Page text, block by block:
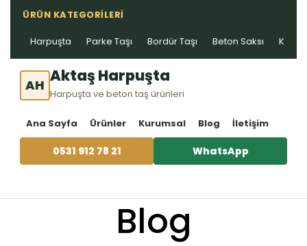
ÜRÜN KATEGORILERI
Harpuşta Parke Taşı Bordür Taşı Beton Saksı Kablo
AH Aktaş Harpuşta
Harpuşta ve beton taş ürünleri
Ana Sayfa Ürünler Kurumsal Blog İletişim
0531 912 78 21 WhatsApp
Blog